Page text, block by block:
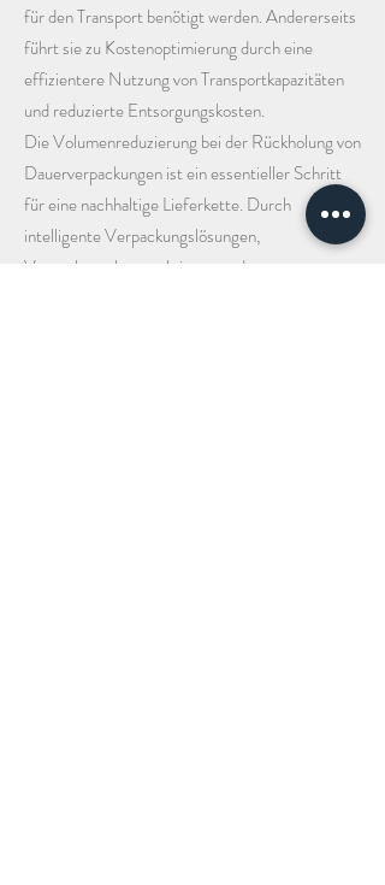
für den Transport benötigt werden. Andererseits
führt sie zu Kostenoptimierung durch eine
effizientere Nutzung von Transportkapazitäten
und reduzierte Entsorgungskosten.
Die Volumenreduzierung bei der Rückholung von
Dauerverpackungen ist ein essentieller Schritt
für eine nachhaltige Lieferkette. Durch
intelligente Verpackungslösungen,
Verpackungskonstruktionen und